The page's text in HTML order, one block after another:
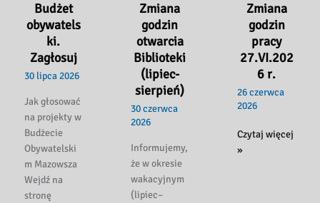
Budżet
obywatels
ki.
Zagłosuj
30 lipca 2026
Jak głosować
na projekty w
Budżecie
Obywatelski
m Mazowsza
Wejdź na
stronę
Zmiana
godzin
otwarcia
Biblioteki
(lipiec-
sierpień)
30 czerwca
2026
Informujemy,
że w okresie
wakacyjnym
(lipiec–
Zmiana
godzin
pracy
27.VI.202
6 r.
26 czerwca
2026
Zmiana
godzin
Czytaj więcej
»